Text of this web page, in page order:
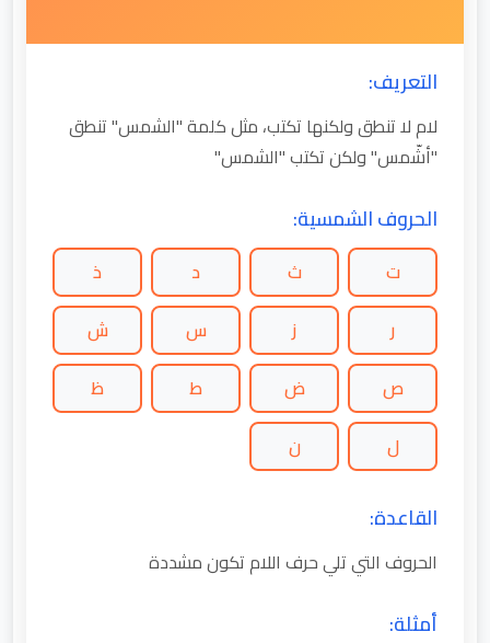
التعريف:
لام لا تنطق ولكنها تكتب، مثل كلمة "الشمس" تنطق
"أشّمس" ولكن تكتب "الشمس"
الحروف الشمسية:
ت ث د
ذ
ر
ز س
ش
ص
ض ط
ظ
ل
ن
القاعدة:
الحروف التي تلي حرف اللام تكون مشددة
أمثلة: